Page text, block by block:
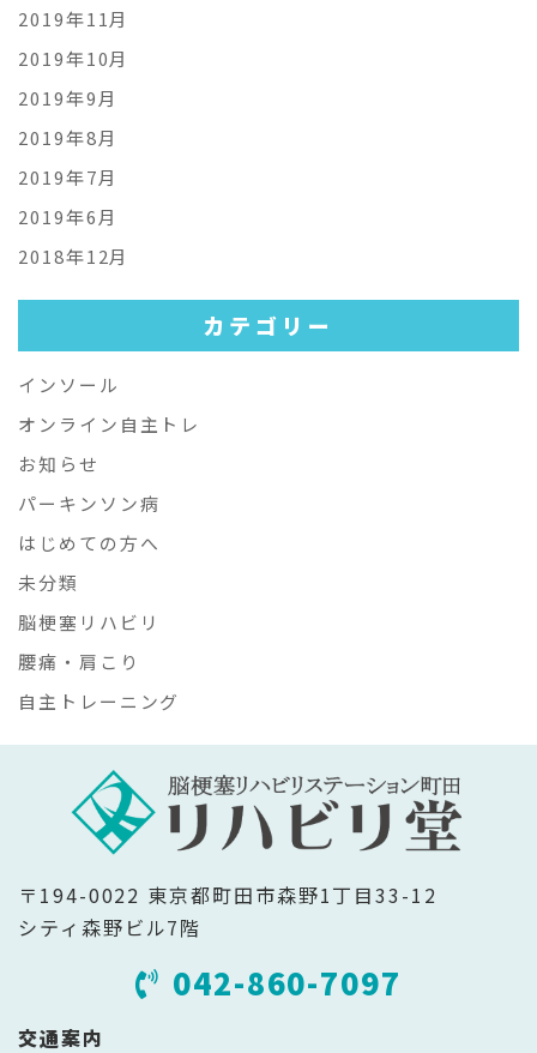
2019年11月
2019年10月
2019年9月
2019年8月
2019年7月
2019年6月
2018年12月
カテゴリー
インソール
オンライン自主トレ
お知らせ
パーキンソン病
はじめての方へ
未分類
脳梗塞リハビリ
腰痛・肩こり
自主トレーニング
〒194-0022 東京都町田市森野1丁目33-12
シティ森野ビル7階
042-860-7097
交通案内